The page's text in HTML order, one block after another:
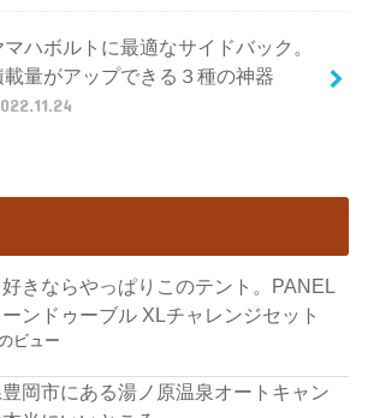
マハボルトに最適なサイドバック。
載量がアップできる３種の神器
きならやっぱりこのテント。PANEL
ンドゥーブル XLチャレンジセット
ビュー
岡市にある湯ノ原温泉オートキャン